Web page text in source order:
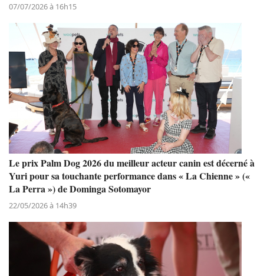
07/07/2026 à 16h15
Le prix Palm Dog 2026 du meilleur acteur canin est décerné à
Yuri pour sa touchante performance dans « La Chienne » («
La Perra ») de Dominga Sotomayor
22/05/2026 à 14h39